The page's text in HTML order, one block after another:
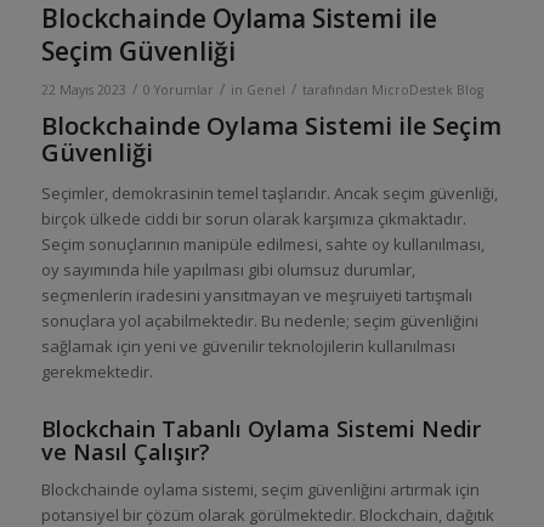
Blockchainde Oylama Sistemi ile
Seçim Güvenliği
22 Mayıs 2023 / 0 Yorumlar / in Genel / tarafından MicroDestek Blog
Blockchainde Oylama Sistemi ile Seçim
Güvenliği
Seçimler, demokrasinin temel taşlarıdır. Ancak seçim güvenliği,
birçok ülkede ciddi bir sorun olarak karşımıza çıkmaktadır.
Seçim sonuçlarının manipüle edilmesi, sahte oy kullanılması,
oy sayımında hile yapılması gibi olumsuz durumlar,
seçmenlerin iradesini yansıtmayan ve meşruiyeti tartışmalı
sonuçlara yol açabilmektedir. Bu nedenle; seçim güvenliğini
sağlamak için yeni ve güvenilir teknolojilerin kullanılması
gerekmektedir.
Blockchain Tabanlı Oylama Sistemi Nedir
ve Nasıl Çalışır?
Blockchainde oylama sistemi, seçim güvenliğini artırmak için
potansiyel bir çözüm olarak görülmektedir. Blockchain, dağıtık